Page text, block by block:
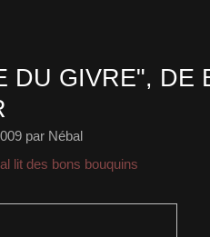
DU GIVRE", DE
par Nébal
lit des bons bouquins